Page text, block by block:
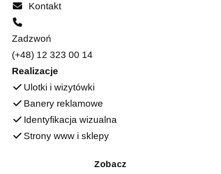
Kontakt
Zadzwoń
(+48) 12 323 00 14
Realizacje
Ulotki i wizytówki
Banery reklamowe
Identyfikacja wizualna
Strony www i sklepy
Zobacz